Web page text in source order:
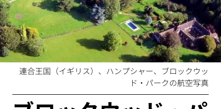
連合王国（イギリス）、ハンプシャー、ブロックウッ
ド・パークの航空写真